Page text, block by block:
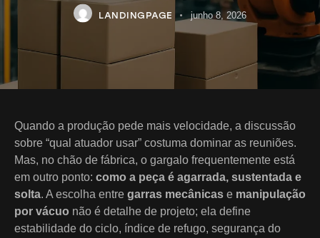
LANDINGPAGE junho 8, 2026
Quando a produção pede mais velocidade, a discussão
sobre “qual atuador usar” costuma dominar as reuniões.
Mas, no chão de fábrica, o gargalo frequentemente está
em outro ponto: como a peça é agarrada, sustentada e
solta. A escolha entre garras mecânicas e manipulação
por vácuo não é detalhe de projeto; ela define
estabilidade do ciclo, índice de refugo, segurança do